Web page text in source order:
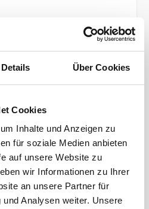
Details Über Cookies
Cookies
Inhalte und Anzeigen zu
für soziale Medien anbieten
auf unsere Website zu
wir Informationen zu Ihrer
an unsere Partner für
Analysen weiter. Unsere